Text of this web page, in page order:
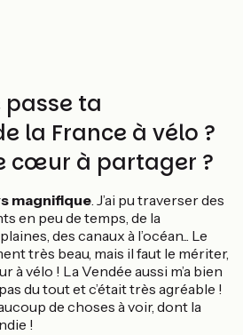
passe ta
la France à vélo ?
cœur à partager ?
magnifique. J’ai pu traverser des
en peu de temps, de la
des canaux à l’océan... Le
très beau, mais il faut le mériter,
à vélo ! La Vendée aussi m’a bien
du tout et c’était très agréable !
de choses à voir, dont la
!